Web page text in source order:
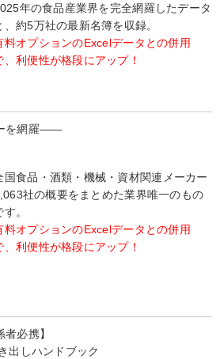
年の食品産業界を完全網羅したデータ
、約5万社の最新名簿を収録。
料オプションのExcelデータとの併用
、利便性が格段にアップ！
を網羅――
国食品・酒類・機械・資材関連メーカー
社の概要をまとめた業界唯一のもの
す。
料オプションのExcelデータとの併用
、利便性が格段にアップ！
必携】
出しハンドブック